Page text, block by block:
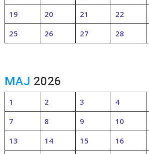
19
20 21 22
25
26 27 28
MAJ 2026
1 2 3 4
7
8 9 10
13
14 15 16